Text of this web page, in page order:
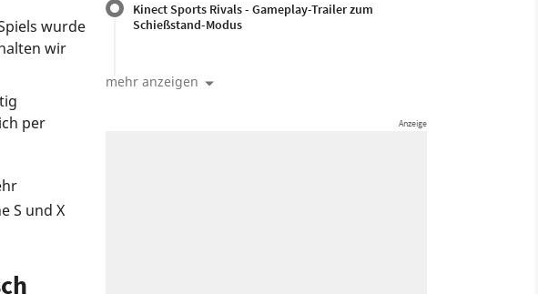
wurde
wir
per
S und X
Kinect Sports Rivals - Gameplay-Trailer zum
Schießstand-Modus
mehr anzeigen